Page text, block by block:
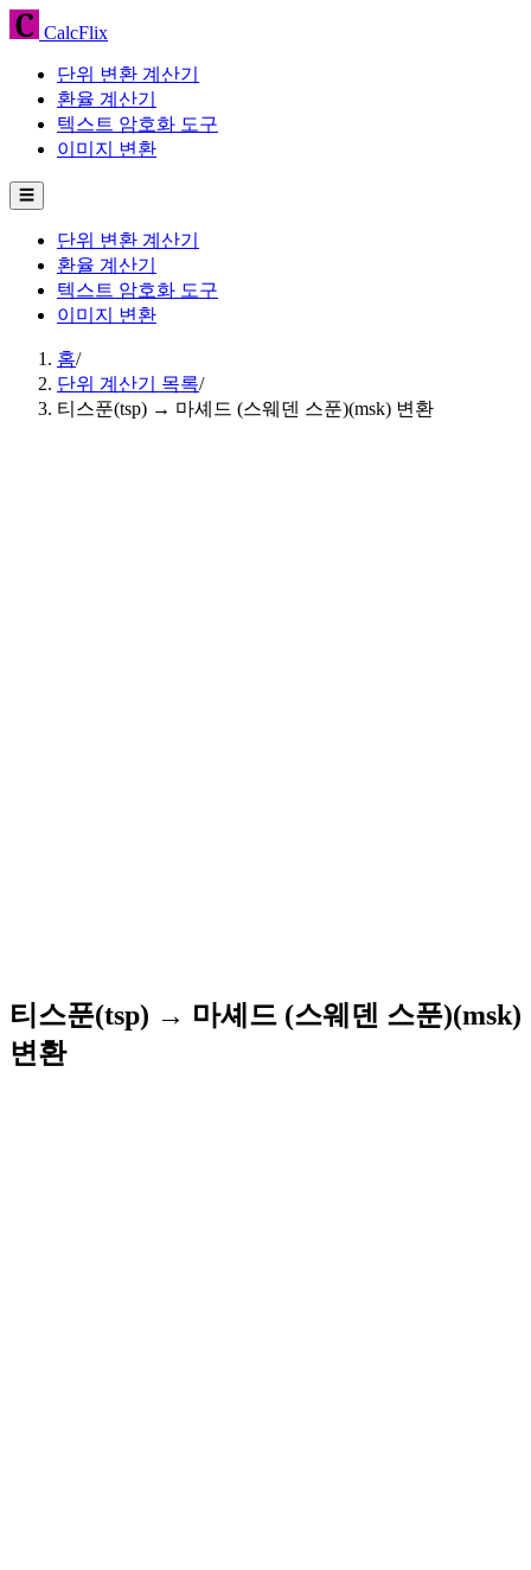
CalcFlix
단위 변환 계산기
환율 계산기
텍스트 암호화 도구
이미지 변환
☰
단위 변환 계산기
환율 계산기
텍스트 암호화 도구
이미지 변환
홈/
단위 계산기 목록/
티스푼(tsp) → 마셰드 (스웨덴 스푼)(msk) 변환
티스푼(tsp) → 마셰드 (스웨덴 스푼)(msk)
변환